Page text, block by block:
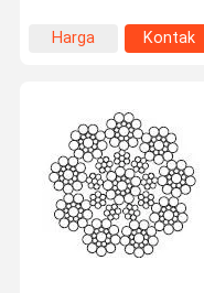
Harga
Kontak